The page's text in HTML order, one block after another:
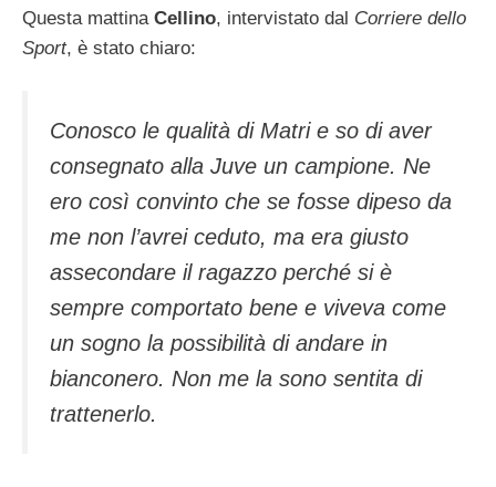
Questa mattina Cellino, intervistato dal Corriere dello
Sport, è stato chiaro:
Conosco le qualità di Matri e so di aver
consegnato alla Juve un campione. Ne
ero così convinto che se fosse dipeso da
me non l’avrei ceduto, ma era giusto
assecondare il ragazzo perché si è
sempre comportato bene e viveva come
un sogno la possibilità di andare in
bianconero. Non me la sono sentita di
trattenerlo.